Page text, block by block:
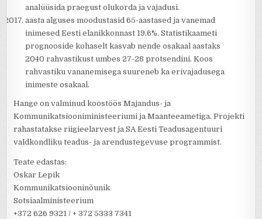
analüüsida praegust olukorda ja vajadusi.
aasta alguses moodustasid 65-aastased ja vanemad
inimesed Eesti elanikkonnast 19,6%. Statistikaameti
prognooside kohaselt kasvab nende osakaal aastaks
2040 rahvastikust umbes 27-28 protsendini. Koos
rahvastiku vananemisega suureneb ka erivajadusega
inimeste osakaal.
Hange on valminud koostöös Majandus- ja
Kommunikatsiooniministeeriumi ja Maanteeametiga. Projekti
rahastatakse riigieelarvest ja SA Eesti Teadusagentuuri
valdkondliku teadus- ja arendustegevuse programmist.
Teate edastas:
Oskar Lepik
Kommunikatsiooninõunik
Sotsiaalministeerium
+372 626 9321 / + 372 5333 7341